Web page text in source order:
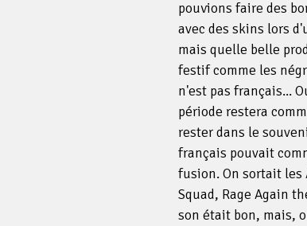
pouvions faire des
avec des skins lors
mais quelle belle
festif comme les
n'est pas français...
période restera
rester dans le
français pouvait
fusion. On sortait les
Squad, Rage Again
son était bon, mais,